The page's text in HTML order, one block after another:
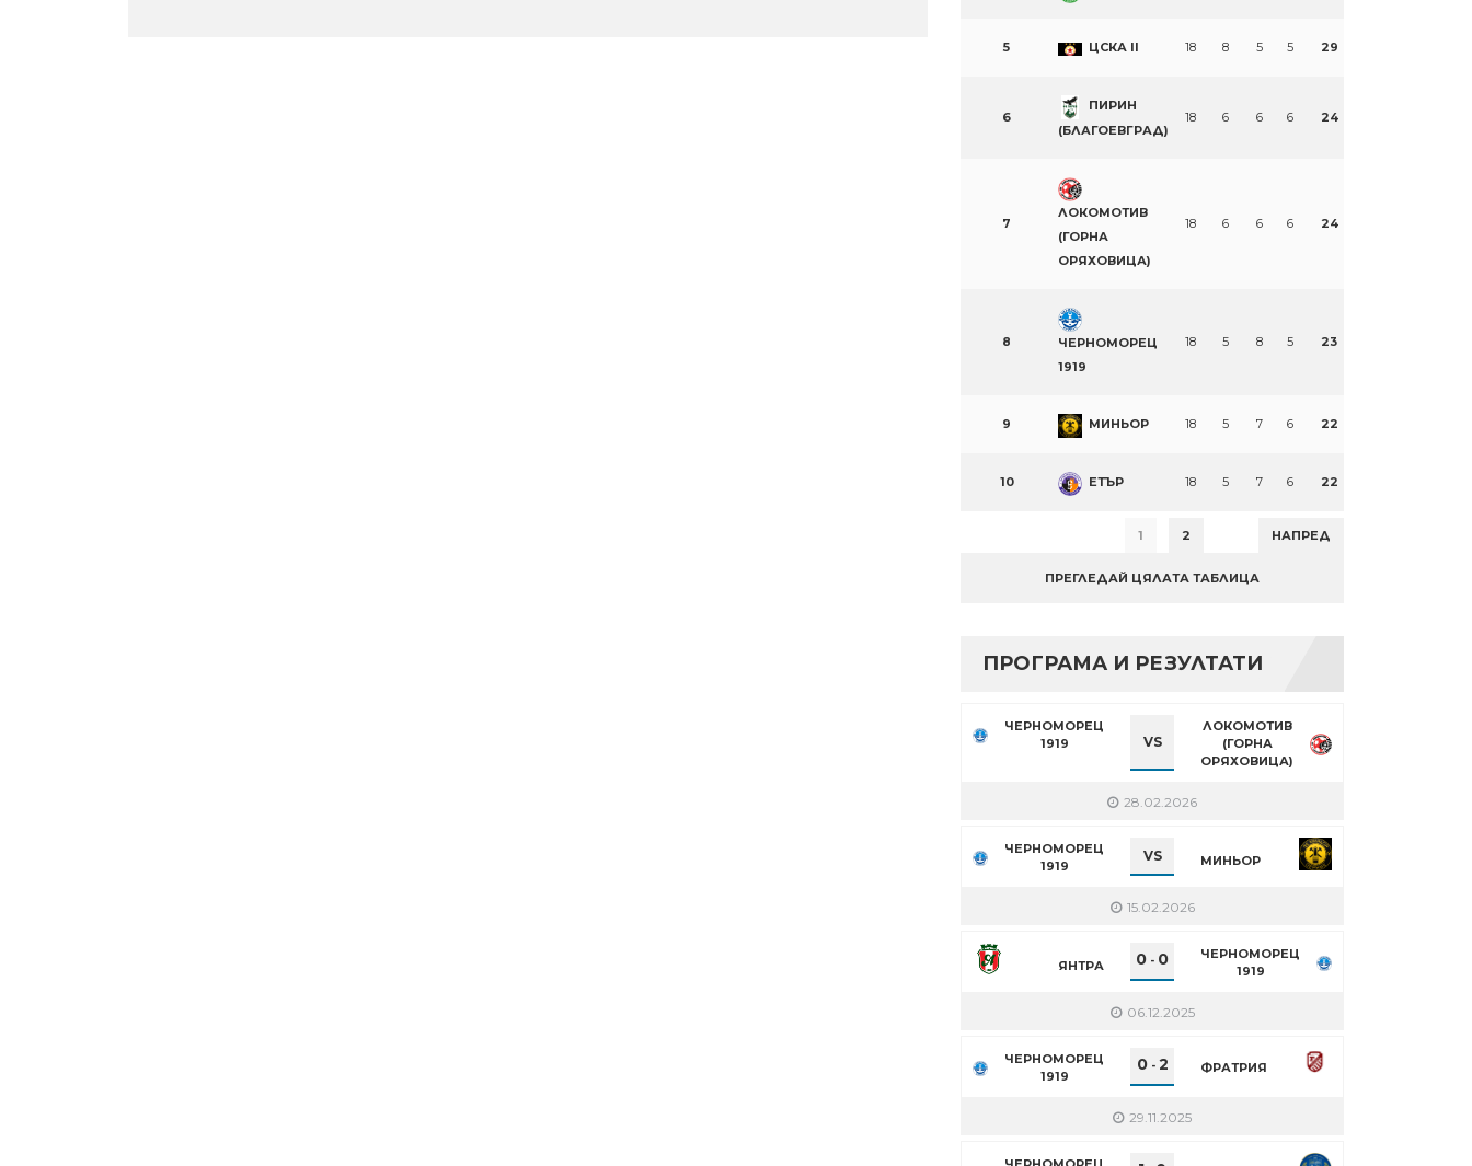
5 ЦСКА II 18 8 5 5 29
6
ПИРИН
(БЛАГОЕВГРАД)
18 6 6 6 24
7
ЛОКОМОТИВ
(ГОРНА
ОРЯХОВИЦА)
18 6 6 6 24
8
ЧЕРНОМОРЕЦ
1919
18 5 8 5 23
9 МИНЬОР 18 5 7 6 22
10 ЕТЪР 18 5 7 6 22
1 2 НАПРЕД
ПРЕГЛЕДАЙ ЦЯЛАТА ТАБЛИЦА
ПРОГРАМА И РЕЗУЛТАТИ
ЧЕРНОМОРЕЦ
1919
VS
ЛОКОМОТИВ
(ГОРНА
ОРЯХОВИЦА)
28.02.2026
ЧЕРНОМОРЕЦ
1919
VS МИНЬОР
15.02.2026
ЯНТРА 0 - 0
ЧЕРНОМОРЕЦ
1919
06.12.2025
ЧЕРНОМОРЕЦ
1919
0- 2 ФРАТРИЯ
29.11.2025